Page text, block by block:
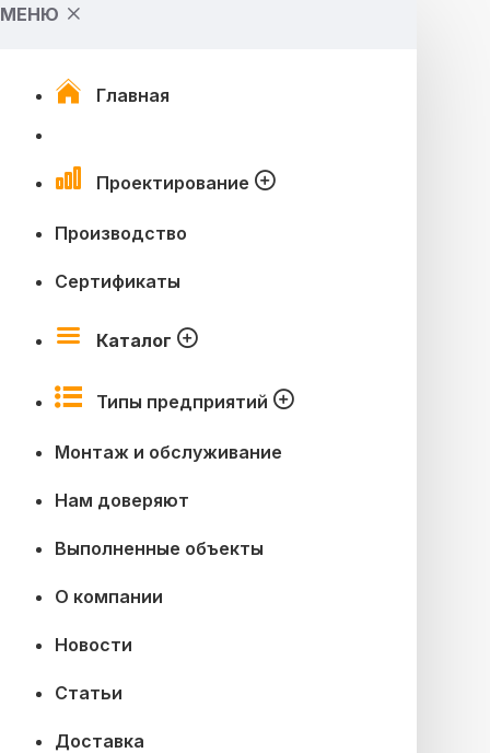
МЕНЮ
Главная
Проектирование
Производство
Сертификаты
Каталог
Типы предприятий
Монтаж и обслуживание
Нам доверяют
Выполненные объекты
О компании
Новости
Статьи
Доставка